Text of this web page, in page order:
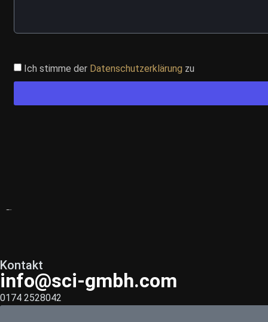
Ich stimme der Datenschutzerklärung zu
Kontakt
info@sci-gmbh.com
0174 2528042